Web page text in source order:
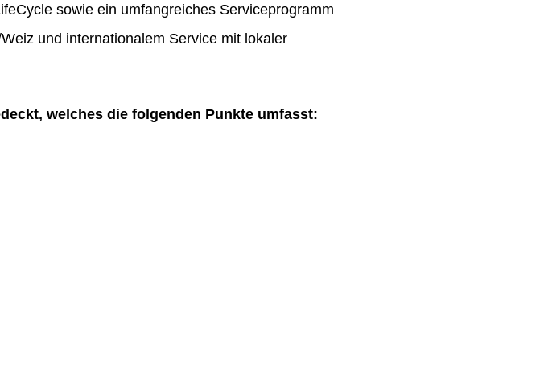
sowie ein umfangreiches Serviceprogramm
und internationalem Service mit lokaler
welches die folgenden Punkte umfasst: